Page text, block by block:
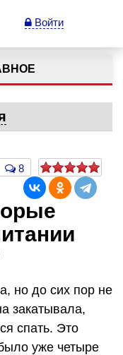
Войти
8
но до сих пор не
закатывала,
спать. Это
уже четыре